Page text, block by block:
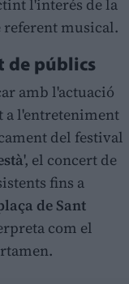
l'interés de la
referent musical.
de públics
amb l'actuació
a l'entreteniment
del festival
', el concert de
fins a
de Sant
com el